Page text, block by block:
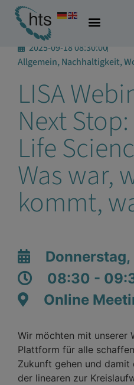
2025-09-18 08:30:00
Allgemein, Nachhaltigkeit,
LISA
Next
Life
Was war,
kommt,
Donnerstag,
08:30 -
Online
Wir möchten mit unserer
Plattform für alle
Zukunft gehen und
der linearen zur